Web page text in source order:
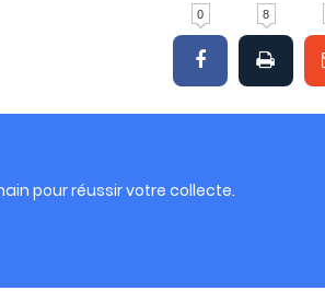
0 8
pour réussir votre collecte.